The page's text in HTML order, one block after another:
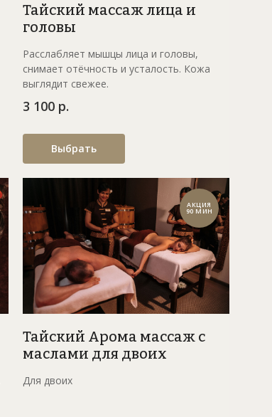
Тайский массаж лица и
головы
Расслабляет мышцы лица и головы,
снимает отёчность и усталость. Кожа
выглядит свежее.
3 100 р.
Выбрать
АКЦИЯ
90 МИН
Тайский Арома массаж с
маслами для двоих
Для двоих